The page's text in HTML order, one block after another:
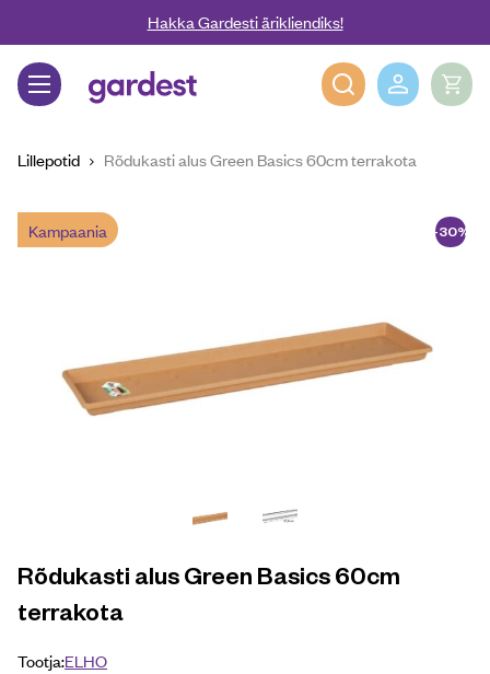
Liigu edasi põhisisu juurdeHakka Gardesti ärikliendiks!
Gardest
Lillepotid Rõdukasti alus Green Basics 60cm terrakota
-30%
Kampaania
Rõdukasti alus Green Basics 60cm
terrakota
Tootja:ELHO